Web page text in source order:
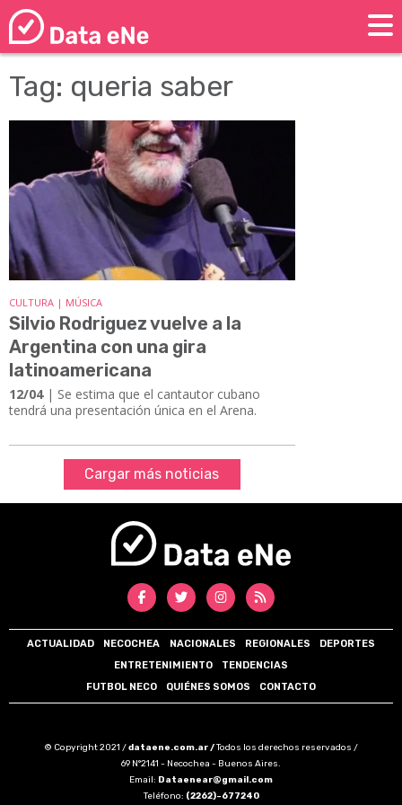
Tag: queria saber
CULTURA | MÚSICA
Silvio Rodriguez vuelve a la
Argentina con una gira
latinoamericana
12/04| Se estima que el cantautor cubano
tendrá una presentación única en el Arena.
Cargar más noticias
ACTUALIDAD NECOCHEA NACIONALES REGIONALES
DEPORTES
ENTRETENIMIENTO
TENDENCIAS
FUTBOL NECO
QUIÉNES SOMOS CONTACTO
© Copyright 2021 /dataene.com.ar /Todos los derechos reservados /
69 N°2141 - Necochea - Buenos Aires.
Email: Dataenear@gmail.com
Teléfono: (2262)-677240